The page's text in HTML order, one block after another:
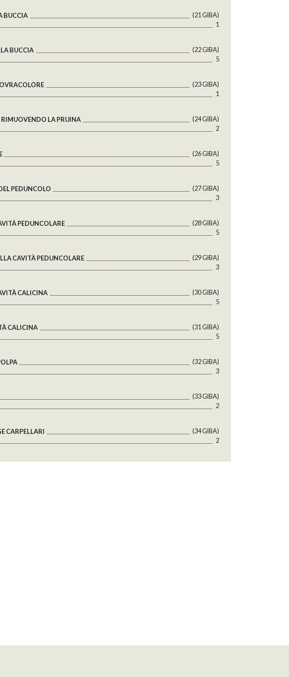
BUCCIA
(21 GlBA)
1
BUCCIA
(22 GlBA)
5
(23 GlBA)
1
LA PRUINA
(24 GlBA)
2
(26 GlBA)
5
PEDUNCOLO
(27 GlBA)
3
PEDUNCOLARE
(28 GlBA)
5
CAVITÀ PEDUNCOLARE
(29 GlBA)
3
CALICINA
(30 GlBA)
5
CALICINA
(31 GlBA)
5
(32 GlBA)
3
(33 GlBA)
2
CARPELLARI
(34 GlBA)
2